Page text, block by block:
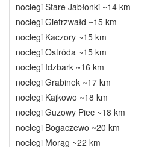
noclegi Stare Jabłonki ~14 km
noclegi Gietrzwałd ~15 km
noclegi Kaczory ~15 km
noclegi Ostróda ~15 km
noclegi Idzbark ~16 km
noclegi Grabinek ~17 km
noclegi Kajkowo ~18 km
noclegi Guzowy Piec ~18 km
noclegi Bogaczewo ~20 km
noclegi Morąg ~22 km